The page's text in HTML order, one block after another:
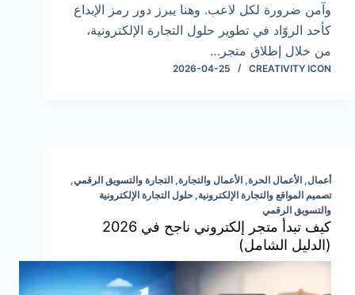
وآمن ضرورة لكل لاعب. وهنا يبرز دور رمز الإبداع
كأحد الروّاد في تطوير حلول التجارة الإلكترونية،
من خلال إطلاق متجر…
CREATIVITY ICON
2026-04-25
أعمال, الأعمال الحرة, الأعمال والتجارة, التجارة والتسويق الرقمي,
تصميم المواقع والتجارة الإلكترونية, حلول التجارة الإلكترونية
والتسويق الرقمي
كيف تبدأ متجر إلكتروني ناجح في 2026
(الدليل الشامل)